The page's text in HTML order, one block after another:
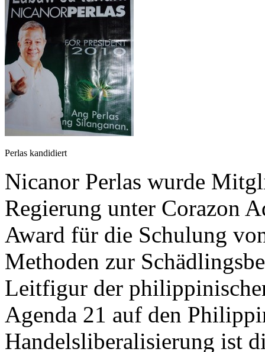
Perlas kandidiert
Nicanor Perlas wurde
Regierung unter Corazon
Award für die Schulung
Methoden zur
Leitfigur der
Agenda 21 auf den
Handelsliberalisierung ist